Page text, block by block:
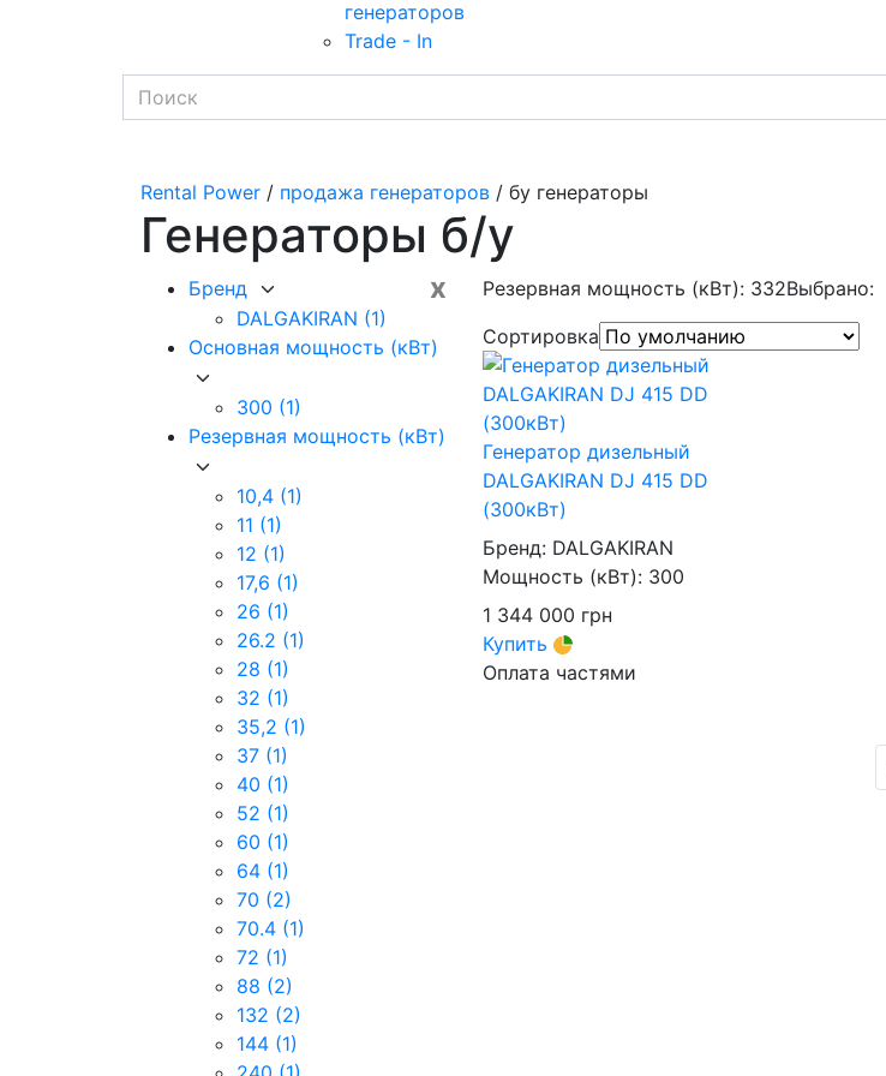
генераторов
Trade - In
Rental Power / продажа генераторов / бу генераторы
Генераторы б/у
x
Бренд
DALGAKIRAN (1)
Основная мощность (кВт)
300 (1)
Резервная мощность (кВт)
10,4 (1)
11 (1)
12 (1)
17,6 (1)
26 (1)
26.2 (1)
28 (1)
32 (1)
35,2 (1)
37 (1)
40 (1)
52 (1)
60 (1)
64 (1)
70 (2)
70.4 (1)
72 (1)
88 (2)
132 (2)
144 (1)
Резервная мощность (кВт): 332Выбрано:
Сортировка
Генератор дизельный
DALGAKIRAN DJ 415 DD
(300кВт)
Бренд: DALGAKIRAN
Мощность (кВт): 300
1 344 000 грн
Купить
Оплата частями